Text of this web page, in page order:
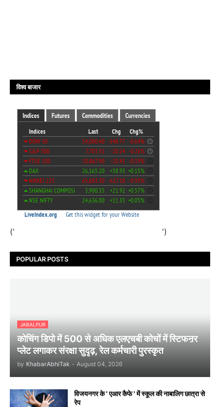
विश्व बाजार
(' ')
POPULAR POSTS
JABALPUR
कोचिंग डिपो में 500 से अधिक एलएचबी कोचों में स्टिफऩर
प्लेट लगाकर संरक्षा सुदृढ़, रेल कर्मचारी पुरस्कृत
by KhabarAbhiTak - August 04, 2026
विजयनगर के ' एआर कैफे ' में स्कूल की नाबालिग छात्रा से
रेप